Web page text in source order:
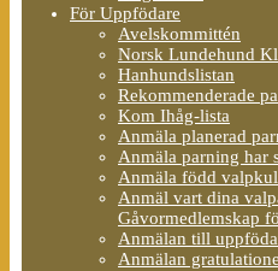
För Uppfödare
Avelskommittén
Norsk Lundehund
Hanhundslistan
Rekommenderade
Kom Ihåg-lista
Anmäla planerad
Anmäla parning har
Anmäla född
Anmäl vart dina
Gåvormedlemskap
Anmälan till
Anmälan